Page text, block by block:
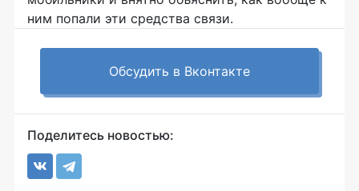
ним попали эти средства связи.
Обсудить в Вконтакте
Поделитесь новостью: